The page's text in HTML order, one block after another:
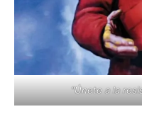
"Únete a la